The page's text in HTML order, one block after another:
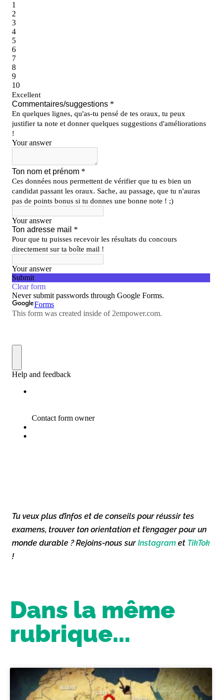
Tu veux plus d’infos et de conseils pour réussir tes
examens, trouver ton orientation et t’engager pour un
monde durable ? Rejoins-nous surInstagram et TikTok
!
Dans la même
rubrique...